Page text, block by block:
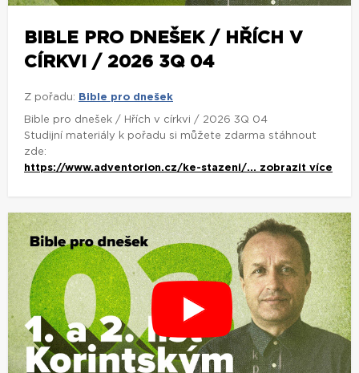
BIBLE PRO DNEŠEK / HŘÍCH V
CÍRKVI / 2026 3Q 04
Z pořadu: Bible pro dnešek
Bible pro dnešek / Hřích v církvi / 2026 3Q 04
Studijní materiály k pořadu si můžete zdarma stáhnout
zde:
https://www.adventorion.cz/ke-stazeni/... zobrazit více